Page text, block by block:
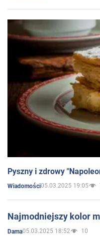
Pyszny i zdrowy
Wiadomości05.03.2025 19:05
Najmodniejszy kolor
Dama05.03.2025 18:52 10